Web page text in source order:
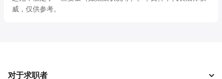
威，仅供参考。
对于求职者